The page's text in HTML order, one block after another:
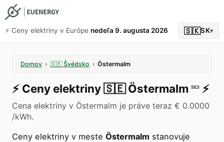
⚡️ Ceny elektriny v Európe nedeľa 9. augusta 2026 🇸🇰SK▾
Domov › 🇸🇪 Švédsko › Östermalm
⚡️ Ceny elektriny🇸🇪 Östermalm SE3 ⚡️
Cena elektriny v Östermalm je práve teraz € 0.0000
/kWh.
Ceny elektriny v meste Östermalm stanovuje